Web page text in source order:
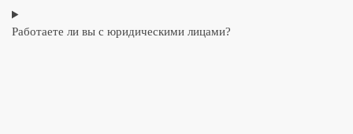
Работаете ли вы с юридическими лицами?